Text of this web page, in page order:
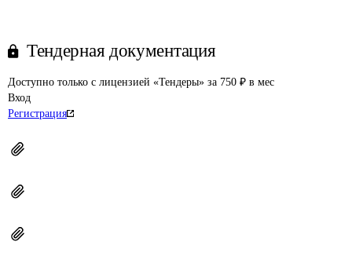
Тендерная документация
Доступно только с лицензией «Тендеры» за 750 ₽ в мес
Вход
Регистрация